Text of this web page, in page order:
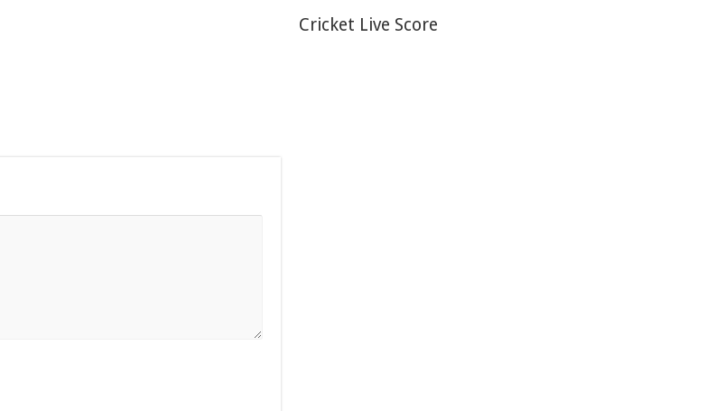
Cricket Live Score